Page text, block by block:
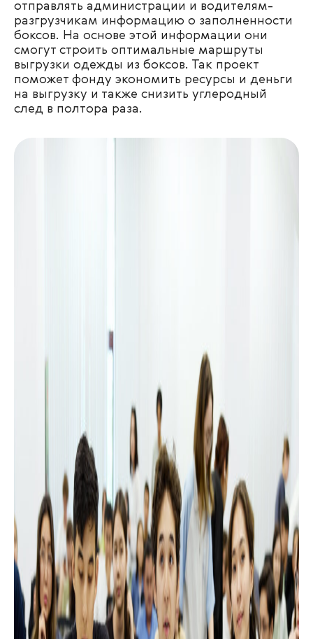
отправлять администрации и водителям-
разгрузчикам информацию о заполненности
боксов. На основе этой информации они
смогут строить оптимальные маршруты
выгрузки одежды из боксов. Так проект
поможет фонду экономить ресурсы и деньги
на выгрузку и также снизить углеродный
след в полтора раза.